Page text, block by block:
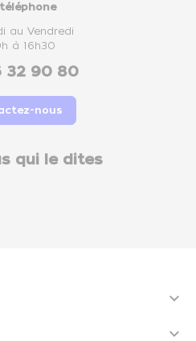
au Vendredi
à 16h30
32 90 80
nous
qui le dites

